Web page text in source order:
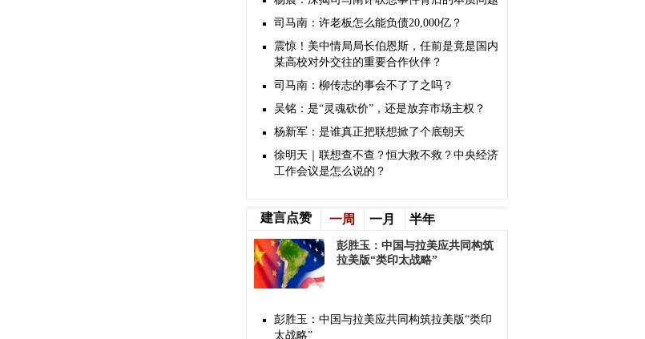
司马南：许老板怎么能负债20,000亿？
震惊！美中情局局长伯恩斯，任前是竟是国内
某高校对外交往的重要合作伙伴？
司马南：柳传志的事会不了了之吗？
吴铭：是“灵魂砍价”，还是放弃市场主权？
杨新军：是谁真正把联想掀了个底朝天
徐明天｜联想查不查？恒大救不救？中央经济
工作会议是怎么说的？
建言点赞 一周 一月 半年
彭胜玉：中国与拉美应共同构筑
拉美版“类印太战略”
彭胜玉：中国与拉美应共同构筑拉美版“类印
太战略”